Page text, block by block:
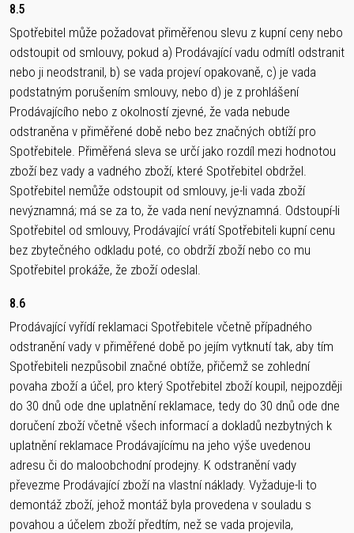
8.5
Spotřebitel může požadovat přiměřenou slevu z kupní ceny nebo
odstoupit od smlouvy, pokud a) Prodávající vadu odmítl odstranit
nebo ji neodstranil, b) se vada projeví opakovaně, c) je vada
podstatným porušením smlouvy, nebo d) je z prohlášení
Prodávajícího nebo z okolností zjevné, že vada nebude
odstraněna v přiměřené době nebo bez značných obtíží pro
Spotřebitele. Přiměřená sleva se určí jako rozdíl mezi hodnotou
zboží bez vady a vadného zboží, které Spotřebitel obdržel.
Spotřebitel nemůže odstoupit od smlouvy, je-li vada zboží
nevýznamná; má se za to, že vada není nevýznamná. Odstoupí-li
Spotřebitel od smlouvy, Prodávající vrátí Spotřebiteli kupní cenu
bez zbytečného odkladu poté, co obdrží zboží nebo co mu
Spotřebitel prokáže, že zboží odeslal.
8.6
Prodávající vyřídí reklamaci Spotřebitele včetně případného
odstranění vady v přiměřené době po jejím vytknutí tak, aby tím
Spotřebiteli nezpůsobil značné obtíže, přičemž se zohlední
povaha zboží a účel, pro který Spotřebitel zboží koupil, nejpozději
do 30 dnů ode dne uplatnění reklamace, tedy do 30 dnů ode dne
doručení zboží včetně všech informací a dokladů nezbytných k
uplatnění reklamace Prodávajícímu na jeho výše uvedenou
adresu či do maloobchodní prodejny. K odstranění vady
převezme Prodávající zboží na vlastní náklady. Vyžaduje-li to
demontáž zboží, jehož montáž byla provedena v souladu s
povahou a účelem zboží předtím, než se vada projevila,